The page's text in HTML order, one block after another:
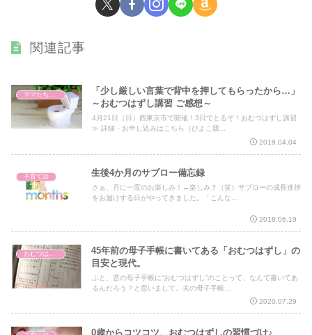
関連記事
「少し厳しい言葉で背中を押してもらったから…」
～おむつはずし講習 ご感想～
4月21日（日）西東京市で開催！3日でとるぞ！おむつはずし講習
≫ 詳細・お申し込みはこちら（ひよこ親...
2019.04.04
子育て話 生後4か月のサブロー備忘録
さぁ、月に一度のお楽しみ！←楽しみ？（笑）サブローの成長進捗
をお届けする日がやってきました。「こんな...
2018.06.19
45年前の母子手帳に書いてある「おむつはずし」の
目安と現代。
ふと、昔の母子手帳に“おむつはずし”のことって、なんて書いてあ
るんだろう？と思いまして。夫の母子手帳...
2020.07.29
0歳からコツコツ、おむつはずしの習慣づけ♪